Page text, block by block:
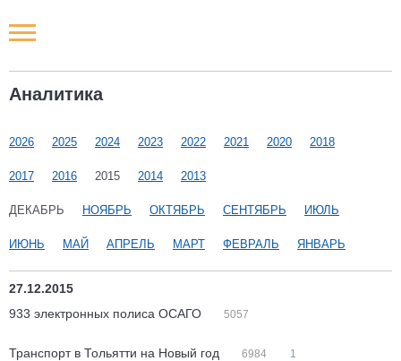
Аналитика
2026 2025 2024 2023 2022 2021 2020 2018
2017 2016 2015 2014 2013
ДЕКАБРЬ НОЯБРЬ ОКТЯБРЬ СЕНТЯБРЬ ИЮЛЬ
ИЮНЬ МАЙ АПРЕЛЬ МАРТ ФЕВРАЛЬ ЯНВАРЬ
27.12.2015
933 электронных полиса ОСАГО
5057
Транспорт в Тольятти на Новый год 6984 1
Новости РФ
Наши мероприятия
Статьи